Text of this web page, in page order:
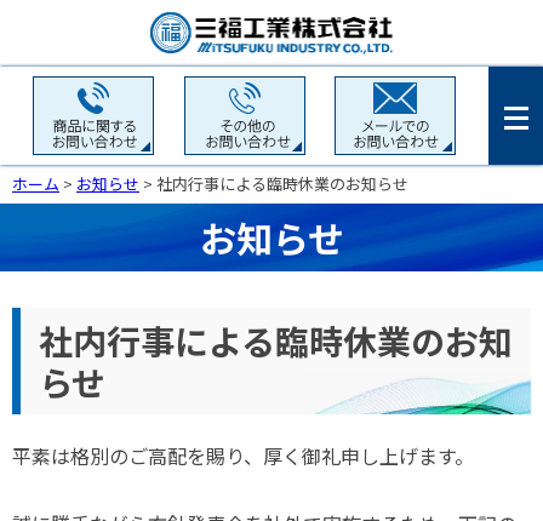
ホーム > お知らせ > 社内行事による臨時休業のお知らせ
お知らせ
社内行事による臨時休業のお知
らせ
平素は格別のご高配を賜り、厚く御礼申し上げます。